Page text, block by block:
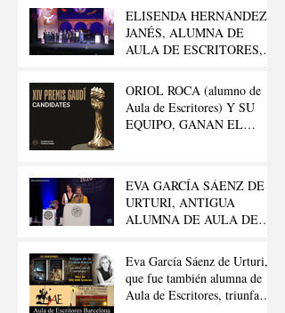
DOCUMENTAL”
ELISENDA HERNÁNDEZ
JANÉS, ALUMNA DE
AULA DE ESCRITORES,
LITERARIO FELIPE
TRIGO
ORIOL ROCA (alumno de
Aula de Escritores) Y SU
EQUIPO, GANAN EL
EVA GARCÍA SÁENZ DE
URTURI, ANTIGUA
ALUMNA DE AULA DE
«PREMIO PLANETA 2020»
Eva García Sáenz de Urturi,
que fue también alumna de
Aula de Escritores, triunfa